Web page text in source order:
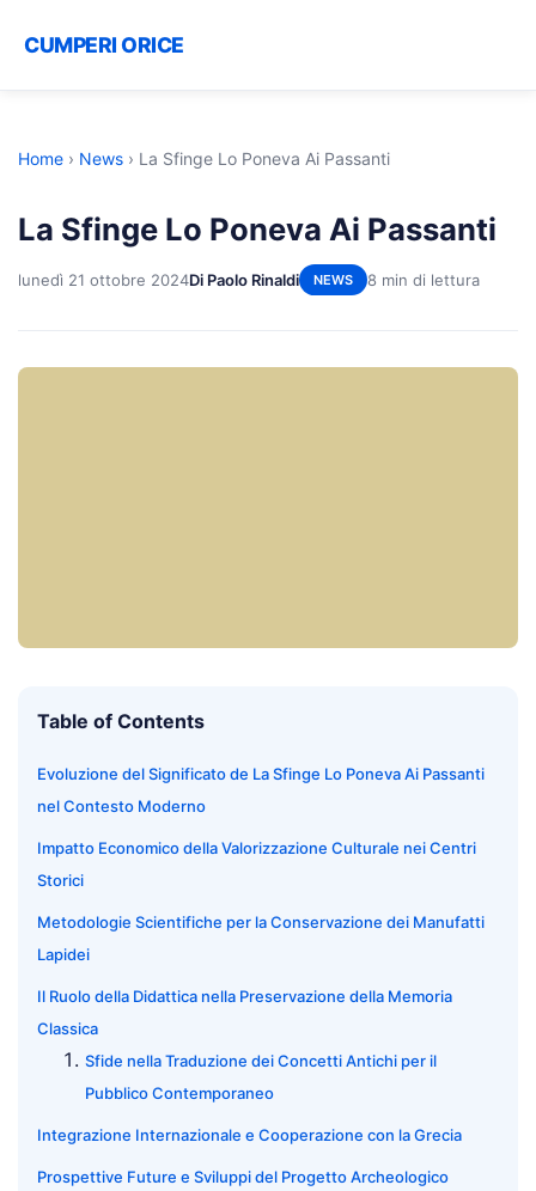
CUMPERI ORICE
Home › News › La Sfinge Lo Poneva Ai Passanti
La Sfinge Lo Poneva Ai Passanti
lunedì 21 ottobre 2024Di Paolo Rinaldi NEWS 8 min di lettura
Table of Contents
Evoluzione del Significato de La Sfinge Lo Poneva Ai Passanti
nel Contesto Moderno
Impatto Economico della Valorizzazione Culturale nei Centri
Storici
Metodologie Scientifiche per la Conservazione dei Manufatti
Lapidei
Il Ruolo della Didattica nella Preservazione della Memoria
Classica
Sfide nella Traduzione dei Concetti Antichi per il
Pubblico Contemporaneo
Integrazione Internazionale e Cooperazione con la Grecia
Prospettive Future e Sviluppi del Progetto Archeologico